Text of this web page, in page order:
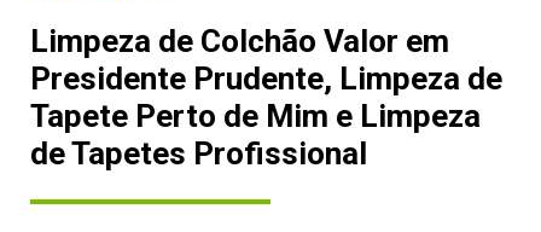
Limpeza de Colchão Valor em
Presidente Prudente, Limpeza de
Tapete Perto de Mim e Limpeza
de Tapetes Profissional